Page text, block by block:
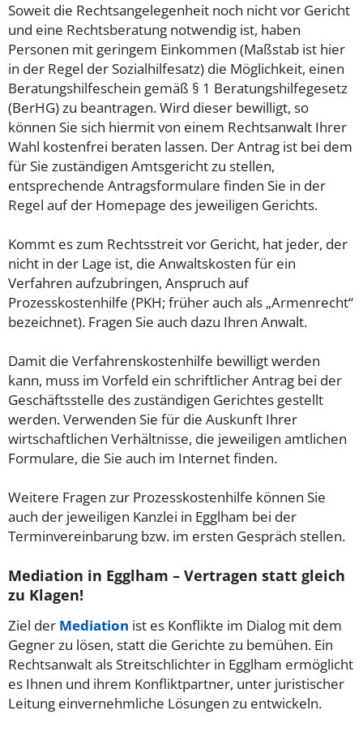
Soweit die Rechtsangelegenheit noch nicht vor Gericht
und eine Rechtsberatung notwendig ist, haben
Personen mit geringem Einkommen (Maßstab ist hier
in der Regel der Sozialhilfesatz) die Möglichkeit, einen
Beratungshilfeschein gemäß § 1 Beratungshilfegesetz
(BerHG) zu beantragen. Wird dieser bewilligt, so
können Sie sich hiermit von einem Rechtsanwalt Ihrer
Wahl kostenfrei beraten lassen. Der Antrag ist bei dem
für Sie zuständigen Amtsgericht zu stellen,
entsprechende Antragsformulare finden Sie in der
Regel auf der Homepage des jeweiligen Gerichts.
Kommt es zum Rechtsstreit vor Gericht, hat jeder, der
nicht in der Lage ist, die Anwaltskosten für ein
Verfahren aufzubringen, Anspruch auf
Prozesskostenhilfe (PKH; früher auch als „Armenrecht“
bezeichnet). Fragen Sie auch dazu Ihren Anwalt.
Damit die Verfahrenskostenhilfe bewilligt werden
kann, muss im Vorfeld ein schriftlicher Antrag bei der
Geschäftsstelle des zuständigen Gerichtes gestellt
werden. Verwenden Sie für die Auskunft Ihrer
wirtschaftlichen Verhältnisse, die jeweiligen amtlichen
Formulare, die Sie auch im Internet finden.
Weitere Fragen zur Prozesskostenhilfe können Sie
auch der jeweiligen Kanzlei in Egglham bei der
Terminvereinbarung bzw. im ersten Gespräch stellen.
Mediation in Egglham – Vertragen statt gleich
zu Klagen!
Ziel der Mediation ist es Konflikte im Dialog mit dem
Gegner zu lösen, statt die Gerichte zu bemühen. Ein
Rechtsanwalt als Streitschlichter in Egglham ermöglicht
es Ihnen und ihrem Konfliktpartner, unter juristischer
Leitung einvernehmliche Lösungen zu entwickeln.